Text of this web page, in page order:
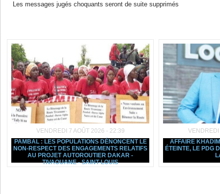
Les messages jugés choquants seront de suite supprimés
VENDREDI 7 AOÛT 2026 - 22:39
PAMBAL : LES POPULATIONS DÉNONCENT LE
NON-RESPECT DES ENGAGEMENTS RELATIFS
AU PROJET AUTOROUTIER DAKAR -
TIVAOUANE - SAINT-LOUIS
AFFAIRE
ÉTEINTE, LE PDG